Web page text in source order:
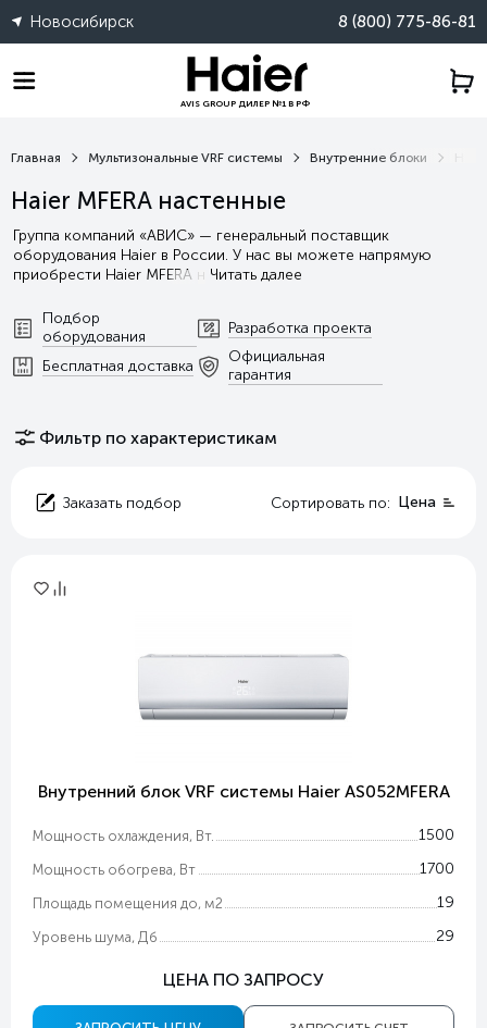
Новосибирск 8 (800) 775-86-81
AVIS GROUP ДИЛЕР №1 В РФ
Главная Мультизональные VRF системы Внутренние блоки
Haier MFERA настенные
Группа компаний «АВИС» — генеральный поставщик
оборудования Haier в России. У нас вы можете напрямую
приобрести Haier MFERA н Читать далее
Подбор
оборудования
Разработка проекта
Бесплатная доставка
Официальная
гарантия
Фильтр по характеристикам
Сортировать по: Цена
Заказать подбор
Внутренний блок VRF системы Haier AS052MFERA
Мощность охлаждения, Вт. 1500
Мощность обогрева, Вт 1700
Площадь помещения до, м2 19
Уровень шума, Дб 29
ЦЕНА ПО ЗАПРОСУ